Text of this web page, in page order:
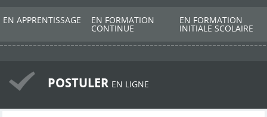
EN APPRENTISSAGE EN FORMATION
CONTINUE
EN FORMATION
INITIALE SCOLAIRE
POSTULER EN LIGNE